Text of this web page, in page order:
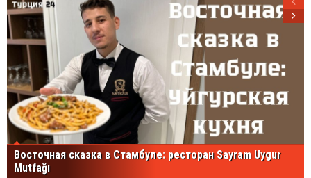
Восточная сказка в Стамбуле: ресторан Sayram Uygur
Mutfağı